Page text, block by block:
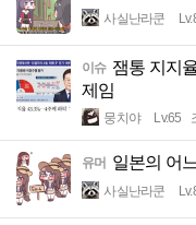
사실난라쿤
이슈 잼통 지지
제임
뭉치야 Lv.65
유머 일본의 어
사실난라쿤